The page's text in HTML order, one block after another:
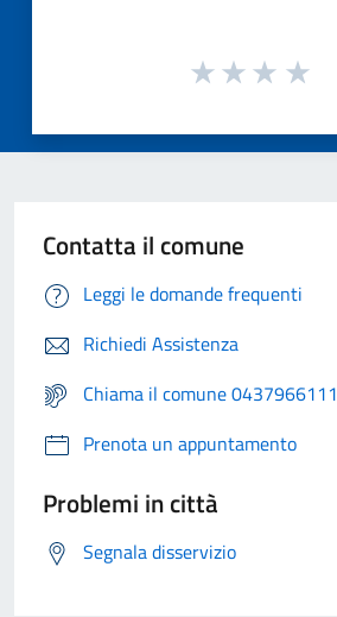
Contatta il comune
Leggi le domande frequenti
Richiedi Assistenza
Chiama il comune 0437966111
Prenota un appuntamento
Problemi in città
Segnala disservizio